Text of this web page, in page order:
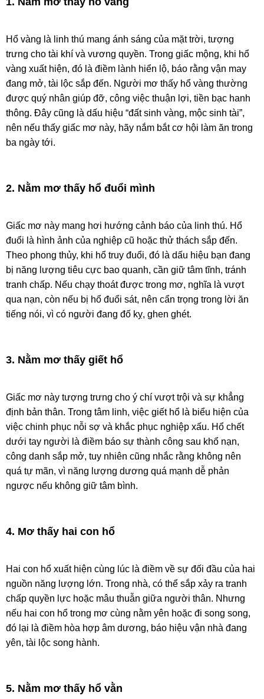
Hổ vàng là linh thú mang ánh sáng của mặt trời, tượng
trưng cho tài khí và vương quyền. Trong giấc mộng, khi hổ
vàng xuất hiện, đó là điềm lành hiển lộ, báo rằng vận may
đang mở, tài lộc sắp đến. Người mơ thấy hổ vàng thường
được quý nhân giúp đỡ, công việc thuận lợi, tiền bạc hanh
thông. Đây cũng là dấu hiệu “đất sinh vàng, mộc sinh tài”,
nên nếu thấy giấc mơ này, hãy nắm bắt cơ hội làm ăn trong
ba ngày tới.
2. Nằm mơ thấy hổ đuổi mình
Giấc mơ này mang hơi hướng cảnh báo của linh thú. Hổ
đuổi là hình ảnh của nghiệp cũ hoặc thử thách sắp đến.
Theo phong thủy, khi hổ truy đuổi, đó là dấu hiệu bạn đang
bị năng lượng tiêu cực bao quanh, cần giữ tâm tĩnh, tránh
tranh chấp. Nếu chạy thoát được trong mơ, nghĩa là vượt
qua nạn, còn nếu bị hổ đuổi sát, nên cẩn trọng trong lời ăn
tiếng nói, vì có người đang đố kỵ, ghen ghét.
3. Nằm mơ thấy giết hổ
Giấc mơ này tượng trưng cho ý chí vượt trội và sự khẳng
định bản thân. Trong tâm linh, việc giết hổ là biểu hiện của
việc chinh phục nỗi sợ và khắc phục nghiệp xấu. Hổ chết
dưới tay người là điềm báo sự thành công sau khổ nạn,
công danh sắp mở, tuy nhiên cũng nhắc rằng không nên
quá tự mãn, vì năng lượng dương quá mạnh dễ phản
ngược nếu không giữ tâm bình.
4. Mơ thấy hai con hổ
Hai con hổ xuất hiện cùng lúc là điềm về sự đối đầu của hai
nguồn năng lượng lớn. Trong nhà, có thể sắp xảy ra tranh
chấp quyền lực hoặc mâu thuẫn giữa người thân. Nhưng
nếu hai con hổ trong mơ cùng nằm yên hoặc đi song song,
đó lại là điềm hòa hợp âm dương, báo hiệu vận nhà đang
yên, tài lộc song hành.
5. Nằm mơ thấy hổ vằn